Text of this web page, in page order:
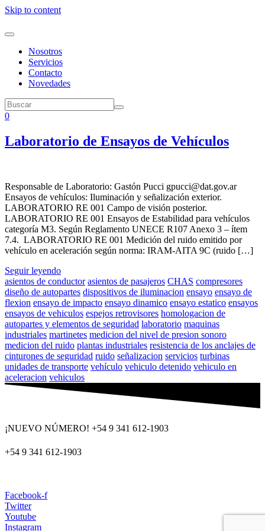
Skip to content
Nosotros
Servicios
Contacto
Novedades
0
Laboratorio de Ensayos de Vehículos
Responsable de Laboratorio: Gastón Pucci gpucci@dat.gov.ar
Ensayos de vehículos: Iluminación y señalización exterior.
LABORATORIO RE 001 Campo de visión posterior.
LABORATORIO RE 001 Ensayos de Estabilidad para vehículos
categoría M3. Según Reglamento UNECE R107 Anexo 3 – ítem
7.4. LABORATORIO RE 001 Medición del ruido emitido por
vehículo en aceleración según norma: IRAM-AITA 9C (ruido […]
Seguir leyendo
asientos de conductor asientos de pasajeros CHAS compresores
diseño de autopartes dispositivos de iluminacion ensayo ensayo de
flexion ensayo de impacto ensayo dinamico ensayo estatico ensayos
ensayos de vehiculos espejos retrovisores homologacion de
autopartes y elementos de seguridad laboratorio maquinas
industriales martinetes medicion del nivel de presion sonoro
medicion del ruido plantas industriales resistencia de los anclajes de
cinturones de seguridad ruido señalizacion servicios turbinas
unidades de transporte vehículo vehiculo detenido vehiculo en
aceleracion vehiculos
¡NUEVO NÚMERO! +54 9 341 612-1903
+54 9 341 612-1903
Facebook-f
Twitter
Youtube
Instagram